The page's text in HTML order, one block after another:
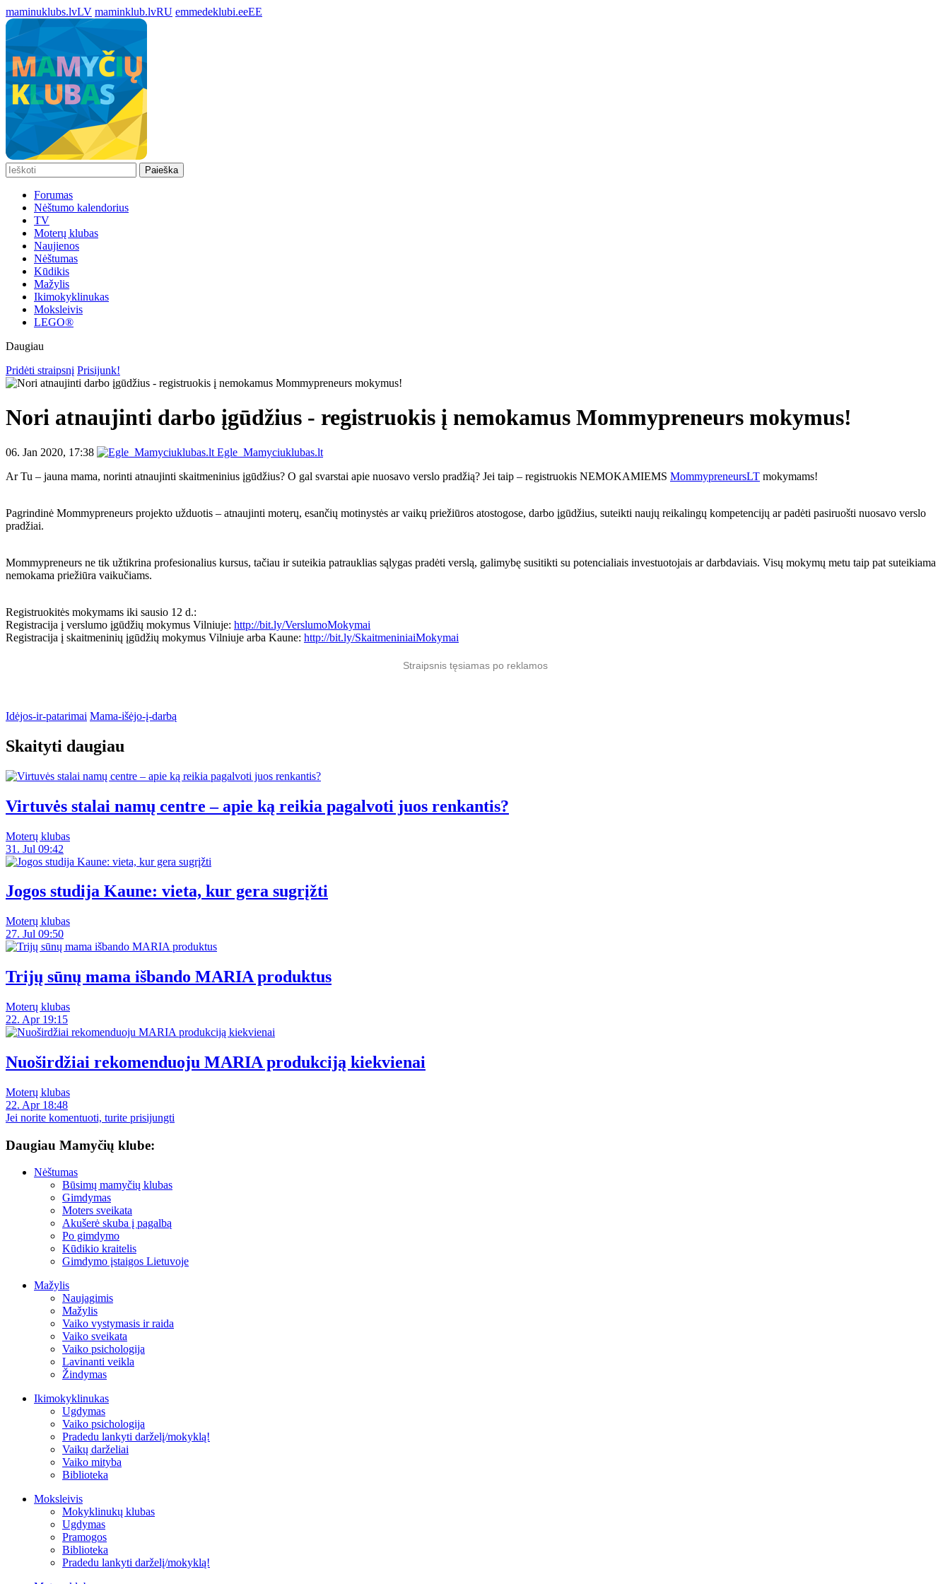
maminuklubs.lvLV maminklub.lvRU emmedeklubi.eeEE
Paieška
Forumas
Nėštumo kalendorius
TV
Moterų klubas
Naujienos
Nėštumas
Kūdikis
Mažylis
Ikimokyklinukas
Moksleivis
LEGO®
Daugiau
Pridėti straipsnį Prisijunk!
Nori atnaujinti darbo įgūdžius - registruokis į nemokamus Mommypreneurs mokymus!
06. Jan 2020, 17:38
Egle_Mamyciuklubas.lt
Ar Tu – jauna mama, norinti atnaujinti skaitmeninius įgūdžius? O gal svarstai apie nuosavo verslo pradžią? Jei taip – registruokis NEMOKAMIEMS MommypreneursLT mokymams!
Pagrindinė Mommypreneurs projekto užduotis – atnaujinti moterų, esančių motinystės ar vaikų priežiūros atostogose, darbo įgūdžius, suteikti naujų reikalingų kompetencijų ar padėti pasiruošti nuosavo verslo
pradžiai.
Mommypreneurs ne tik užtikrina profesionalius kursus, tačiau ir suteikia patrauklias sąlygas pradėti verslą, galimybę susitikti su potencialiais investuotojais ar darbdaviais. Visų mokymų metu taip pat suteikiama
nemokama priežiūra vaikučiams.
Registruokitės mokymams iki sausio 12 d.:
Registracija į verslumo įgūdžių mokymus Vilniuje: http://bit.ly/VerslumoMokymai
Registracija į skaitmeninių įgūdžių mokymus Vilniuje arba Kaune: http://bit.ly/SkaitmeniniaiMokymai
Straipsnis tęsiamas po reklamos
Idėjos-ir-patarimai Mama-išėjo-į-darbą
Skaityti daugiau
Virtuvės stalai namų centre – apie ką reikia pagalvoti juos renkantis?
Moterų klubas
31. Jul 09:42
Jogos studija Kaune: vieta, kur gera sugrįžti
Moterų klubas
27. Jul 09:50
Trijų sūnų mama išbando MARIA produktus
Moterų klubas
22. Apr 19:15
Nuoširdžiai rekomenduoju MARIA produkciją kiekvienai
Moterų klubas
22. Apr 18:48
Jei norite komentuoti, turite prisijungti
Daugiau Mamyčių klube:
Nėštumas
Būsimų mamyčių klubas
Gimdymas
Moters sveikata
Akušerė skuba į pagalbą
Po gimdymo
Kūdikio kraitelis
Gimdymo įstaigos Lietuvoje
Mažylis
Naujagimis
Mažylis
Vaiko vystymasis ir raida
Vaiko sveikata
Vaiko psichologija
Lavinanti veikla
Žindymas
Ikimokyklinukas
Ugdymas
Vaiko psichologija
Pradedu lankyti darželį/mokyklą!
Vaikų darželiai
Vaiko mityba
Biblioteka
Moksleivis
Mokyklinukų klubas
Ugdymas
Pramogos
Biblioteka
Pradedu lankyti darželį/mokyklą!